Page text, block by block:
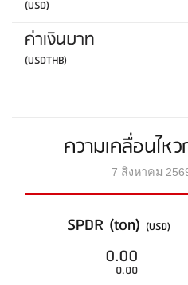
(USD)
ค่าเงินบาท
(USDTHB)
ความเคลื่อนไห
7 สิงหาคม
SPDR (ton) (USD)
0.00
0.00